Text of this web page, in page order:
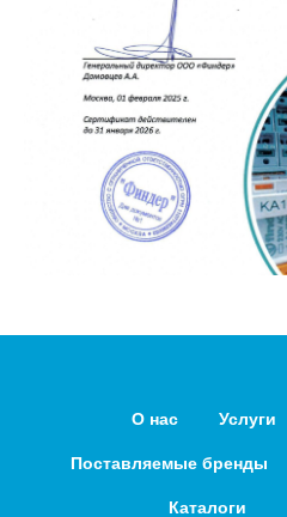
О нас Услуги
Поставляемые бренды
Каталоги